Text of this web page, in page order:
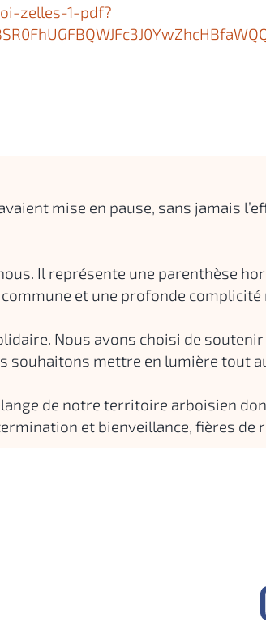
zelles-1-pdf?
mise en pause, sans jamais
Il représente une parenthèse
et une profonde complicité
Nous avons choisi de
souhaitons mettre en lumière tout
de notre territoire arboisien
et bienveillance, fières